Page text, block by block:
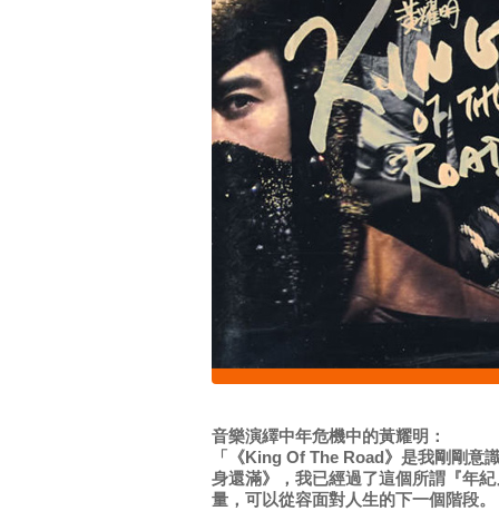
音樂演繹中年危機中的黃耀明：
「《King Of The Road》是我剛剛意
身還滿》，我已經過了這個所謂『年
量，可以從容面對人生的下一個階段